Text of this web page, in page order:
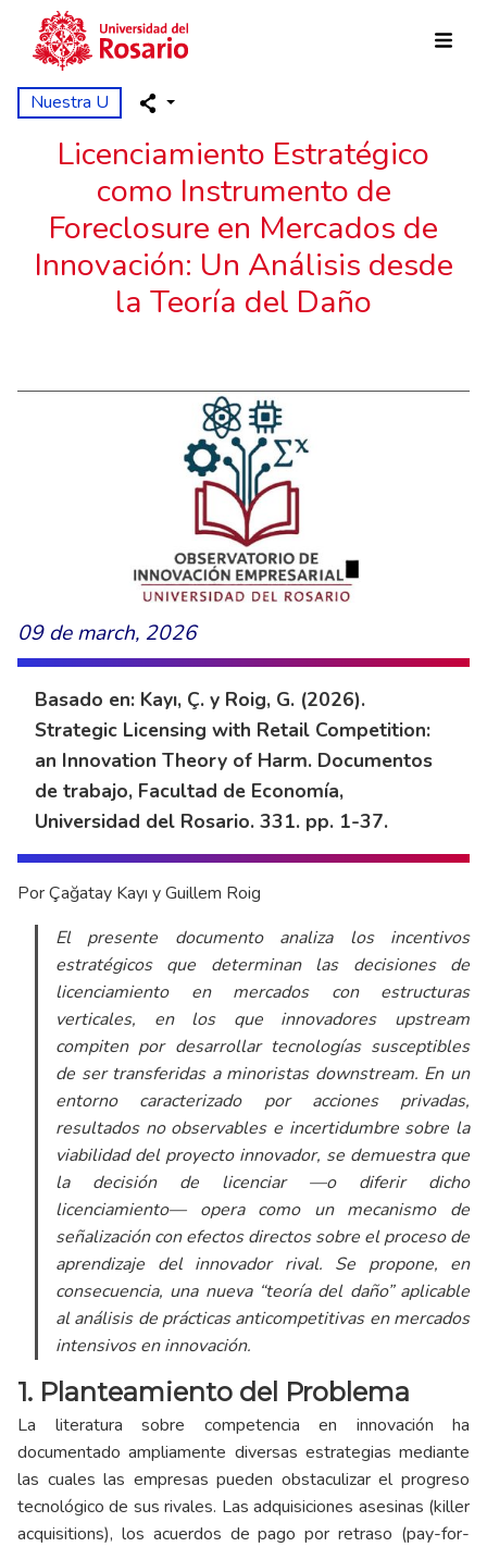
Skip to main content
Nuestra U
Licenciamiento Estratégico
como Instrumento de
Foreclosure en Mercados de
Innovación: Un Análisis desde
la Teoría del Daño
09 de march, 2026
Basado en: Kayı, Ç. y Roig, G. (2026).
Strategic Licensing with Retail Competition:
an Innovation Theory of Harm. Documentos
de trabajo, Facultad de Economía,
Universidad del Rosario. 331. pp. 1-37.
Por Çağatay Kayı y Guillem Roig
El presente documento analiza los incentivos
estratégicos que determinan las decisiones de
licenciamiento en mercados con estructuras
verticales, en los que innovadores upstream
compiten por desarrollar tecnologías susceptibles
de ser transferidas a minoristas downstream. En un
entorno caracterizado por acciones privadas,
resultados no observables e incertidumbre sobre la
viabilidad del proyecto innovador, se demuestra que
la decisión de licenciar —o diferir dicho
licenciamiento— opera como un mecanismo de
señalización con efectos directos sobre el proceso de
aprendizaje del innovador rival. Se propone, en
consecuencia, una nueva “teoría del daño” aplicable
al análisis de prácticas anticompetitivas en mercados
intensivos en innovación.
1. Planteamiento del Problema
La literatura sobre competencia en innovación ha
documentado ampliamente diversas estrategias mediante
las cuales las empresas pueden obstaculizar el progreso
tecnológico de sus rivales. Las adquisiciones asesinas (killer
acquisitions), los acuerdos de pago por retraso (pay-for-